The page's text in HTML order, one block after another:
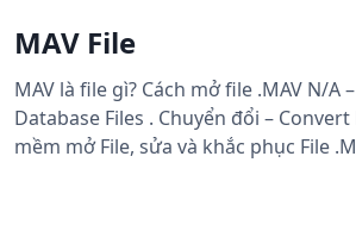
MAV File
MAV là file gì? Cách mở file .MAV N/A
Database Files . Chuyển đổi – Convert
mềm mở File, sửa và khắc phục File